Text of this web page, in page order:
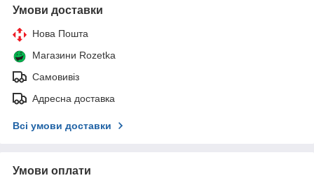
Умови доставки
Нова Пошта
Магазини Rozetka
Самовивіз
Адресна доставка
Всі умови доставки
Умови оплати